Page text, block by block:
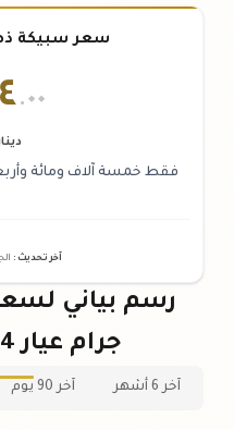
سعر سبيكة ذهب ١٠٠
.٠٠
فقط خمسة آلاف ومائة
آخر تحديث :
جرام عيار 24 في البحرين
آخر 6 أشهر آخر 90 يوم